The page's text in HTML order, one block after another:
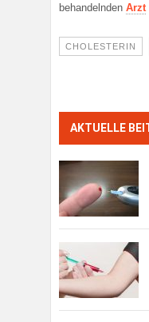
behandelnden Arzt
CHOLESTERIN
AKTUELLE